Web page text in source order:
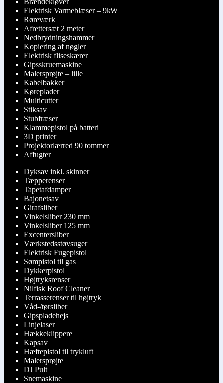
Elektrisk Varmeblæser – 9kW
Røreværk
Afrettersæt 2 meter
Nedbrydningshammer
Kopiering af nøgler
Elektrisk fliseskærer
Gipsskruemaskine
Malersprøjte – lille
Kabelbakker
Køreplader
Multicutter
Stiksav
Stubfræser
Klammepistol på batteri
3D printer
Projektorlærred 90 tommer
Affugter
Dyksav inkl. skinner
Tæpperenser
Tapetafdamper
Bajonetsav
Girafsliber
Vinkelsliber 230 mm
Vinkelsliber 125 mm
Excentersliber
Værkstedsstøvsuger
Elektrisk Fugepistol
Sømpistol til gas
Dykkerpistol
Højtryksrenser
Nilfisk Roof Cleaner
Terrasserenser til højtryk
Våd-/tørsliber
Gipspladehejs
Linjelaser
Hækkeklippere
Kapsav
Hæftepistol til trykluft
Malersprøjte
DJ Pult
Snemaskine